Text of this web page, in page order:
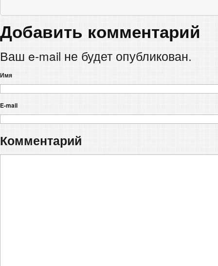
Добавить комментарий
Ваш e-mail не будет опубликован.
Имя
E-mail
Комментарий